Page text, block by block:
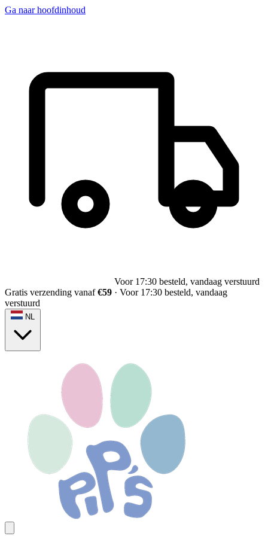
Ga naar hoofdinhoud
Voor 17:30 besteld, vandaag verstuurd
Gratis verzending vanaf€59 · Voor 17:30 besteld, vandaag
verstuurd
NL